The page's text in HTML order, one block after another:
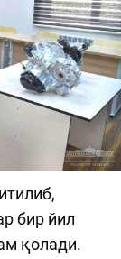
бир йил
қолади.